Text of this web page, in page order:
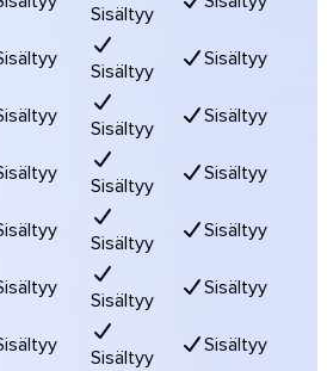
Sisältyy
Sisältyy Sisältyy
Sisältyy Sisältyy
Sisältyy Sisältyy
Sisältyy Sisältyy
Sisältyy Sisältyy
Sisältyy Sisältyy